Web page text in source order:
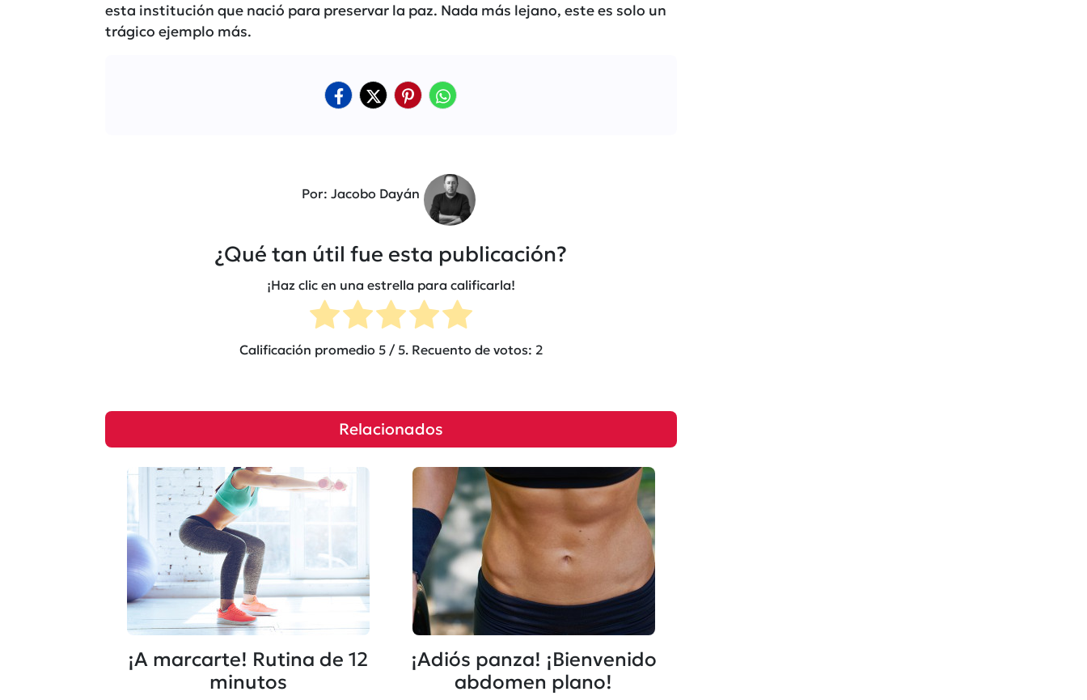
esta institución que nació para preservar la paz. Nada más lejano, este es solo un
trágico ejemplo más.
Por: Jacobo Dayán
¿Qué tan útil fue esta publicación?
¡Haz clic en una estrella para calificarla!
Calificación promedio 5/ 5. Recuento de votos: 2
Relacionados
¡A marcarte! Rutina de 12
minutos
¡Adiós panza! ¡Bienvenido
abdomen plano!